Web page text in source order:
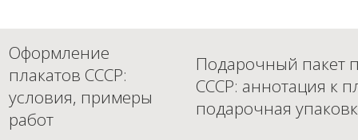
Оформление
плакатов СССР:
условия, примеры
работ
Подарочный пакет
СССР: аннотация к
подарочная